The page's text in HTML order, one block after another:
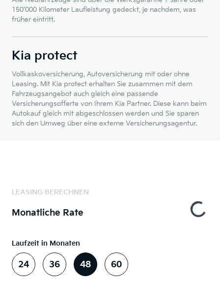
150’000 Kilometer Laufleistung gedeckt, je nachdem, was
früher eintritt.
Kia protect
Vollkaskoversicherung, Autoversicherung mit oder ohne
Leasing. Mit Kia protect erhalten Sie zusammen mit dem
Fahrzeugsangebot auch gleich eine passende
Versicherungsofferte von Ihrem Kia Partner. Diese kann beim
Autokauf gleich mit abgeschlossen werden und Sie sparen
sich den Umweg über eine externe Versicherungsagentur.
LEASING BERECHNEN
Monatliche Rate
Laufzeit in Monaten
24 36 48 60